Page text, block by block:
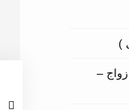
)
–